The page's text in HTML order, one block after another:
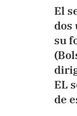
El
dos
su
EL
de